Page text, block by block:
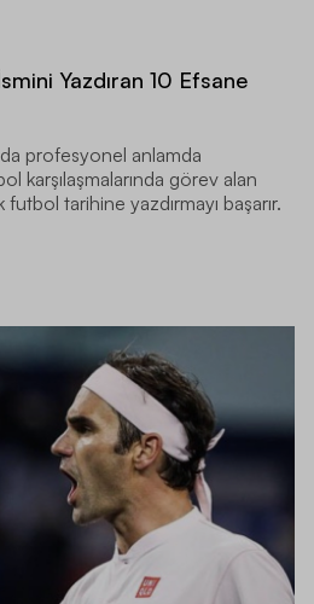
Yazdıran 10 Efsane
profesyonel anlamda
karşılaşmalarında görev alan
futbol tarihine yazdırmayı başarır.